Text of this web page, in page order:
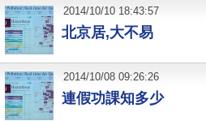
北京居,大不易
2014/10/10 18:43:57
連假功課知多少
2014/10/08 09:26:26